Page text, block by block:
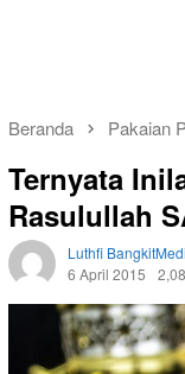
Beranda Pakaian
Ternyata
Rasulullah
Luthfi
6 April 2015